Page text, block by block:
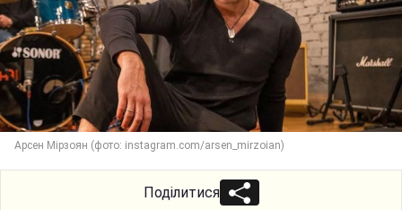
Арсен Мірзоян (фото: instagram.com/arsen_mirzoian)
Поділитися